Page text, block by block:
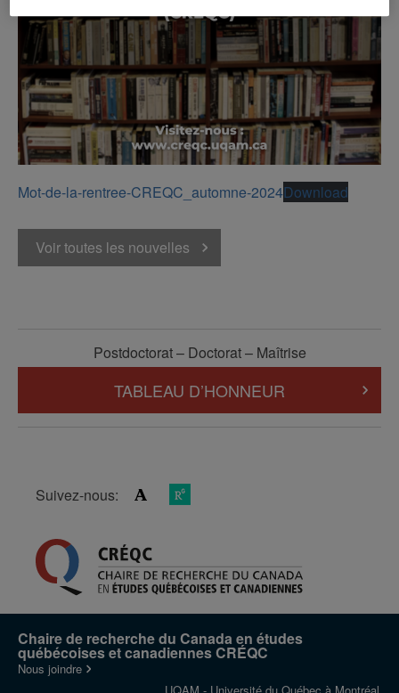
Mot-de-la-rentree-CREQC_automne-2024Download
Voir toutes les nouvelles
Postdoctorat – Doctorat – Maîtrise
TABLEAU D’HONNEUR
Suivez-nous:
Chaire de recherche du Canada en études
québécoises et canadiennes CRÉQC
Nous joindre